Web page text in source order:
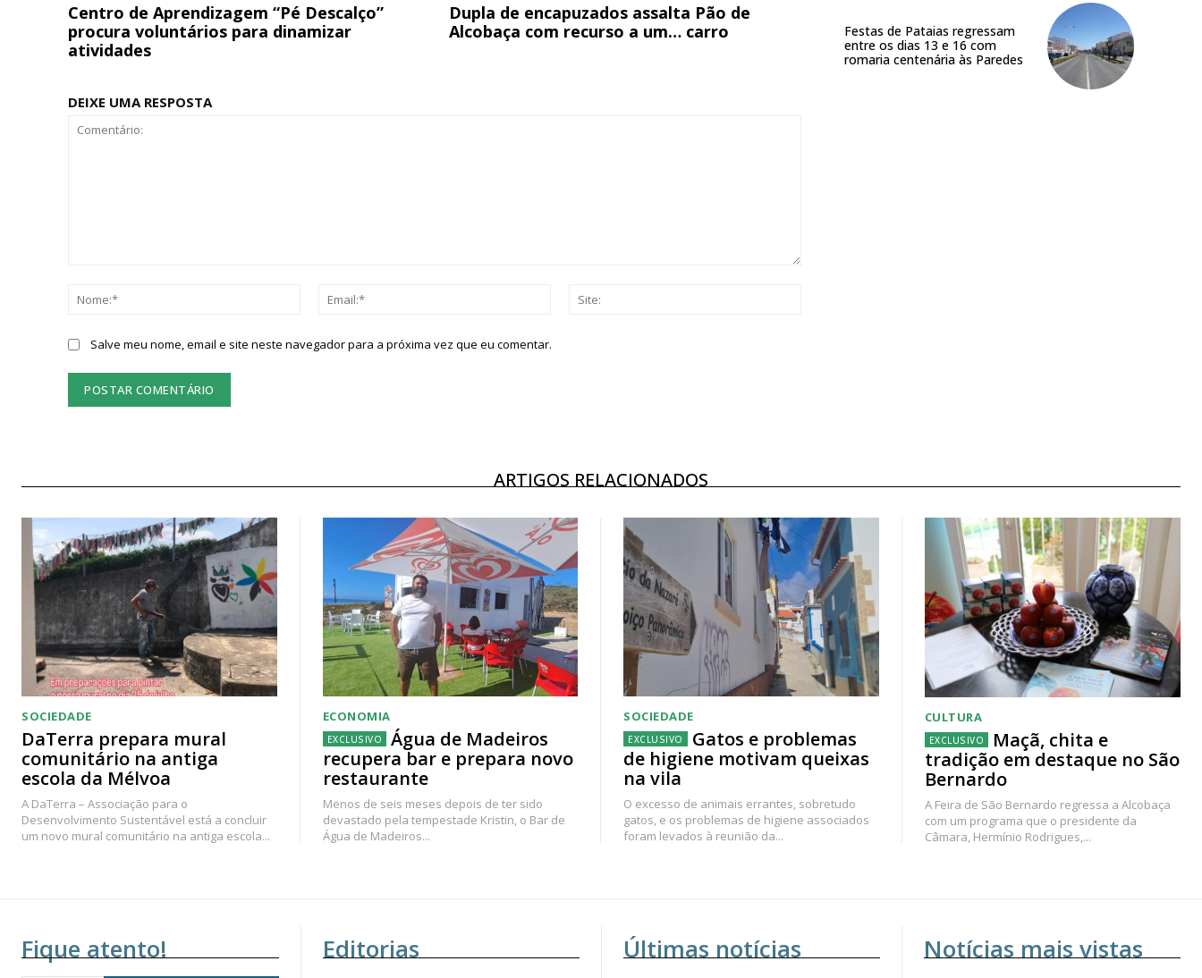
Centro de Aprendizagem “Pé Descalço”
procura voluntários para dinamizar
atividades
Dupla de encapuzados assalta Pão de
Alcobaça com recurso a um… carro
DEIXE UMA RESPOSTA
Nome:*
Email:*
Salve meu nome, email e site neste navegador para a próxima vez que eu comentar.
Festas de Pataias regressam
entre os dias 13 e 16 com
romaria centenária às Paredes
ARTIGOS RELACIONADOS
SOCIEDADE
DaTerra prepara mural
comunitário na antiga
escola da Mélvoa
A DaTerra – Associação para o
Desenvolvimento Sustentável está a concluir
um novo mural comunitário na antiga escola...
ECONOMIA
Água de Madeiros
recupera bar e prepara novo
restaurante
Menos de seis meses depois de ter sido
devastado pela tempestade Kristin, o Bar de
Água de Madeiros...
SOCIEDADE
Gatos e problemas
de higiene motivam queixas
na vila
O excesso de animais errantes, sobretudo
gatos, e os problemas de higiene associados
foram levados à reunião da...
CULTURA
Maçã, chita e
tradição em destaque no São
Bernardo
A Feira de São Bernardo regressa a Alcobaça
com um programa que o presidente da
Câmara, Hermínio Rodrigues,...
Fique atento! Editorias Últimas notícias Notícias mais vistas